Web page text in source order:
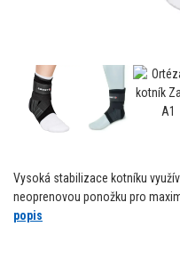
Vysoká stabilizace kotníku
neoprenovou ponožku pro
popis